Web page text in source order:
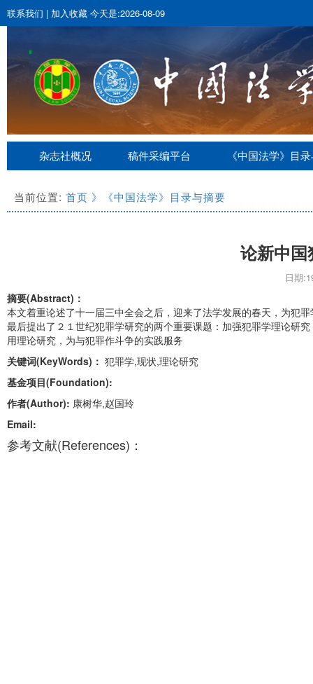
联系我们 | 加入收藏 今天是:2026-08-09
杂志社概况 稿件采编平台 《中国法学》目
当前位置: 首页 》《中国法学》目录与摘要
论新中
日期
摘要(Abstract)：
本文着重论述了十一届三中全会之后，迎来了法学发展的春天，为犯
最后提出了２１世纪犯罪学研究的两个重要课题：加强犯罪学理论研
用理论研究，为与犯罪作斗争的实践服务
关键词(KeyWords)： 犯罪学,现状,理论研究
基金项目(Foundation):
作者(Author): 康树华,赵国玲
Email:
参考文献(References)：